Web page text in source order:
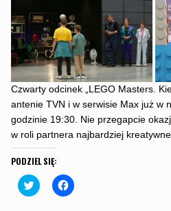
Czwarty odcinek „LEGO Masters.
antenie TVN i w serwisie Max już w
godzinie 19:30. Nie przegapcie
w roli partnera najbardziej
PODZIEL SIĘ:
C
l
C
l